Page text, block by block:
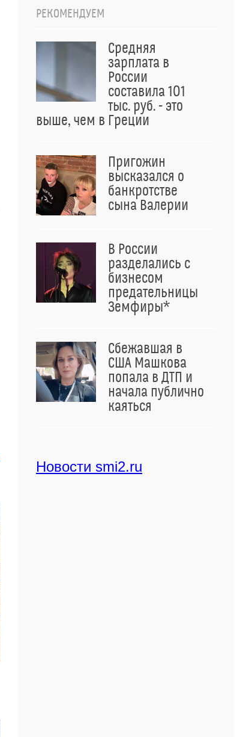
РЕКОМЕНДУЕМ
Средняя
зарплата в
России
составила 101
тыс. руб. - это
выше, чем в Греции
Пригожин
высказался о
банкротстве
сына Валерии
В России
разделались с
бизнесом
предательницы
Земфиры*
Сбежавшая в
США Машкова
попала в ДТП и
начала публично
каяться
Новости smi2.ru